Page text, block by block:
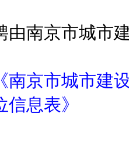
南京市城市建
《南京市城市建
息表》